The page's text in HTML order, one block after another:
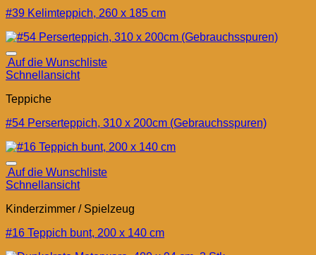
#39 Kelimteppich, 260 x 185 cm
Auf die Wunschliste
Schnellansicht
Teppiche
#54 Perserteppich, 310 x 200cm (Gebrauchsspuren)
Auf die Wunschliste
Schnellansicht
Kinderzimmer / Spielzeug
#16 Teppich bunt, 200 x 140 cm